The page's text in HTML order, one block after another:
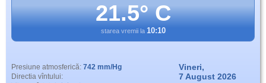
21.5° C
starea vremii la 10:10
Presiune atmosferică: 742 mm/Hg
Directia vîntului:
Vineri,
7 August 2026